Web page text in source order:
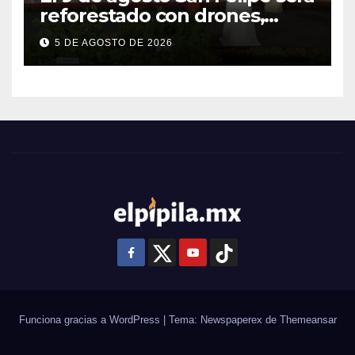
reforestado con drones,
como parte de la Jornada
Nacional a la que se suma
5 DE AGOSTO DE 2026
Funciona gracias a WordPress Tema: Newspaperex de Themeansar